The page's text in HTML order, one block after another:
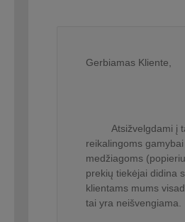
Gerbiamas
Atsižvelgdami į tai,
reikalingoms
medžiagoms
prekių tiekėjai didina
klientams mums
tai yra neišvengiama.